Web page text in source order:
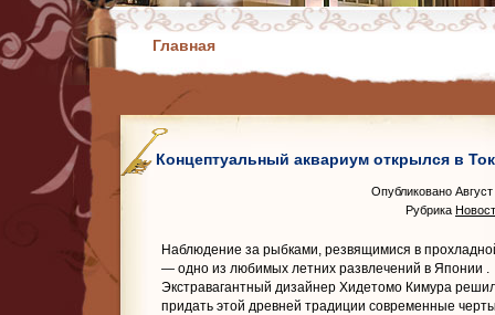
Главная
Концептуальный аквариум открылся в
Опубликовано
Рубрика
Наблюдение за рыбками, резвящимися в
— одно из любимых летних развлечений в Японии .
Экстравагантный дизайнер Хидетомо Кимура
придать этой древней традиции современные